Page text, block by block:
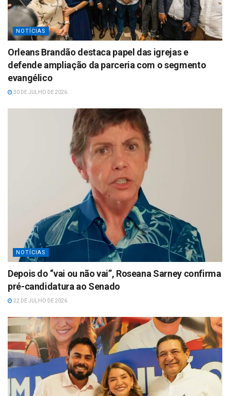
NOTÍCIAS
Orleans Brandão destaca papel das igrejas e
defende ampliação da parceria com o segmento
evangélico
30 DE JULHO DE 2026
NOTÍCIAS
Depois do “vai ou não vai”, Roseana Sarney confirma
pré-candidatura ao Senado
22 DE JULHO DE 2026